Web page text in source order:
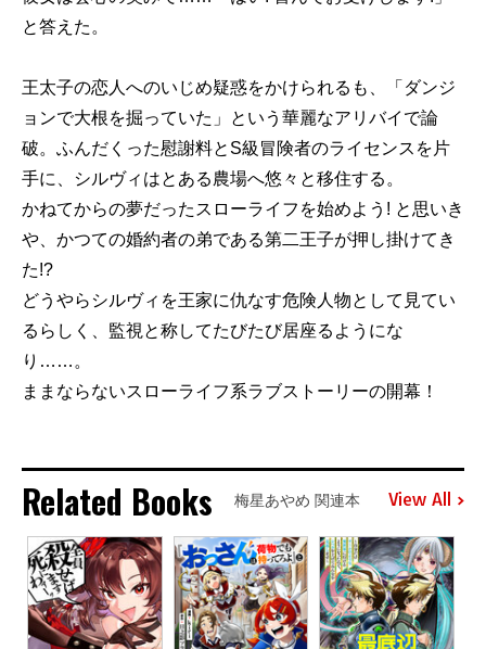
と答えた。
王太子の恋人へのいじめ疑惑をかけられるも、「ダンジ
ョンで大根を掘っていた」という華麗なアリバイで論
破。ふんだくった慰謝料とS級冒険者のライセンスを片
手に、シルヴィはとある農場へ悠々と移住する。
かねてからの夢だったスローライフを始めよう! と思いき
や、かつての婚約者の弟である第二王子が押し掛けてき
た!?
どうやらシルヴィを王家に仇なす危険人物として見てい
るらしく、監視と称してたびたび居座るようにな
り……。
ままならないスローライフ系ラブストーリーの開幕！
Related Books 梅星あやめ 関連本 View All